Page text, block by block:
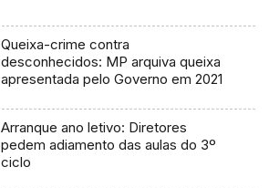
Queixa-crime contra
desconhecidos: MP arquiva queixa
apresentada pelo Governo em 2021
Arranque ano letivo: Diretores
pedem adiamento das aulas do 3º
ciclo